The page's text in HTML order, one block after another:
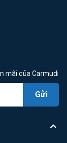
mãi của Carmudi
Gửi